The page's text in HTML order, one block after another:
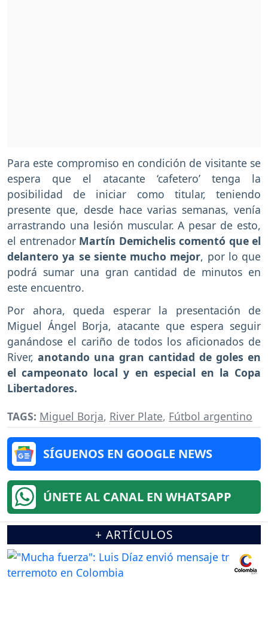
Para este compromiso en condición de visitante se
espera que el atacante ‘cafetero’ tenga la
posibilidad de iniciar como titular, teniendo
presente que, desde hace varias semanas, venía
arrastrando una lesión muscular. A pesar de esto,
el entrenador Martín Demichelis comentó que el
delantero ya se siente mucho mejor, por lo que
podrá sumar una gran cantidad de minutos en
este encuentro.
Por ahora, queda esperar la presentación de
Miguel Ángel Borja, atacante que espera seguir
ganándose el cariño de todos los aficionados de
River, anotando una gran cantidad de goles en
el campeonato local y en especial en la Copa
Libertadores.
TAGS: Miguel Borja, River Plate, Fútbol argentino
SÍGUENOS EN GOOGLE NEWS
ÚNETE AL CANAL EN WHATSAPP
+ ARTÍCULOS